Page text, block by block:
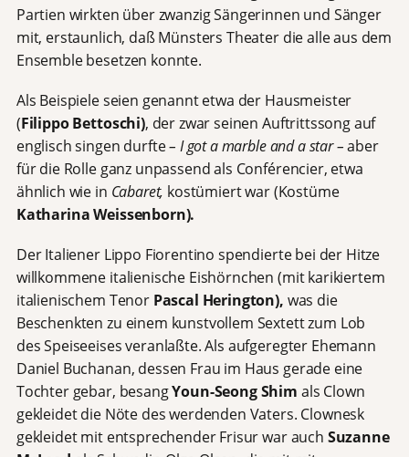
Partien wirkten über zwanzig Sängerinnen und Sänger
mit, erstaunlich, daß Münsters Theater die alle aus dem
Ensemble besetzen konnte.
Als Beispiele seien genannt etwa der Hausmeister
(Filippo Bettoschi), der zwar seinen Auftrittssong auf
englisch singen durfte– I got a marble and a star –aber
für die Rolle ganz unpassend als Conférencier, etwa
ähnlich wie in Cabaret, kostümiert war (Kostüme
Katharina Weissenborn).
Der Italiener Lippo Fiorentino spendierte bei der Hitze
willkommene italienische Eishörnchen (mit karikiertem
italienischem Tenor Pascal Herington), was die
Beschenkten zu einem kunstvollem Sextett zum Lob
des Speiseeises veranlaßte. Als aufgeregter Ehemann
Daniel Buchanan, dessen Frau im Haus gerade eine
Tochter gebar, besangYoun-Seong Shim als Clown
gekleidet die Nöte des werdenden Vaters. Clownesk
gekleidet mit entsprechender Frisur war auch Suzanne